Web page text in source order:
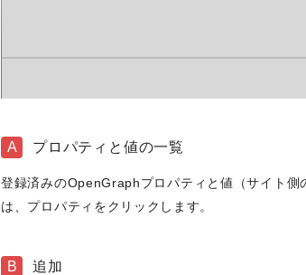
A プロパティと値の一覧
登録済みのOpenGraphプロパティと値（サイト側
は、プロパティをクリックします。
B 追加